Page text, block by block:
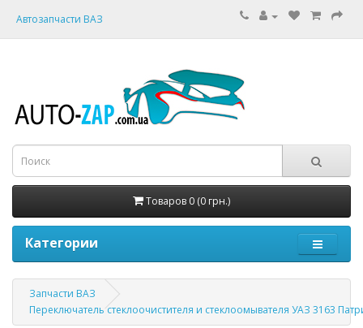
Автозапчасти ВАЗ
Товаров 0 (0 грн.)
Категории
Запчасти ВАЗ
Переключатель стеклоочистителя и стеклоомывателя УАЗ 3163